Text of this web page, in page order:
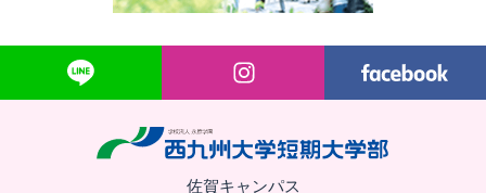
佐賀キャンパス